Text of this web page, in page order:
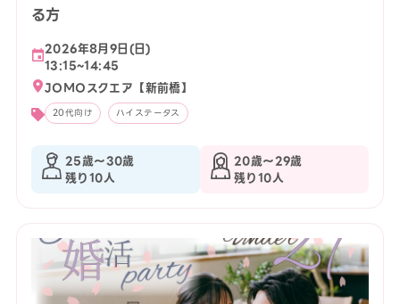
る方
2026年8月9日(日)
13:15~14:45
JOMOスクエア【新前橋】
20代向け ハイステータス
25歳〜30歳
残り10人
20歳〜29歳
残り10人